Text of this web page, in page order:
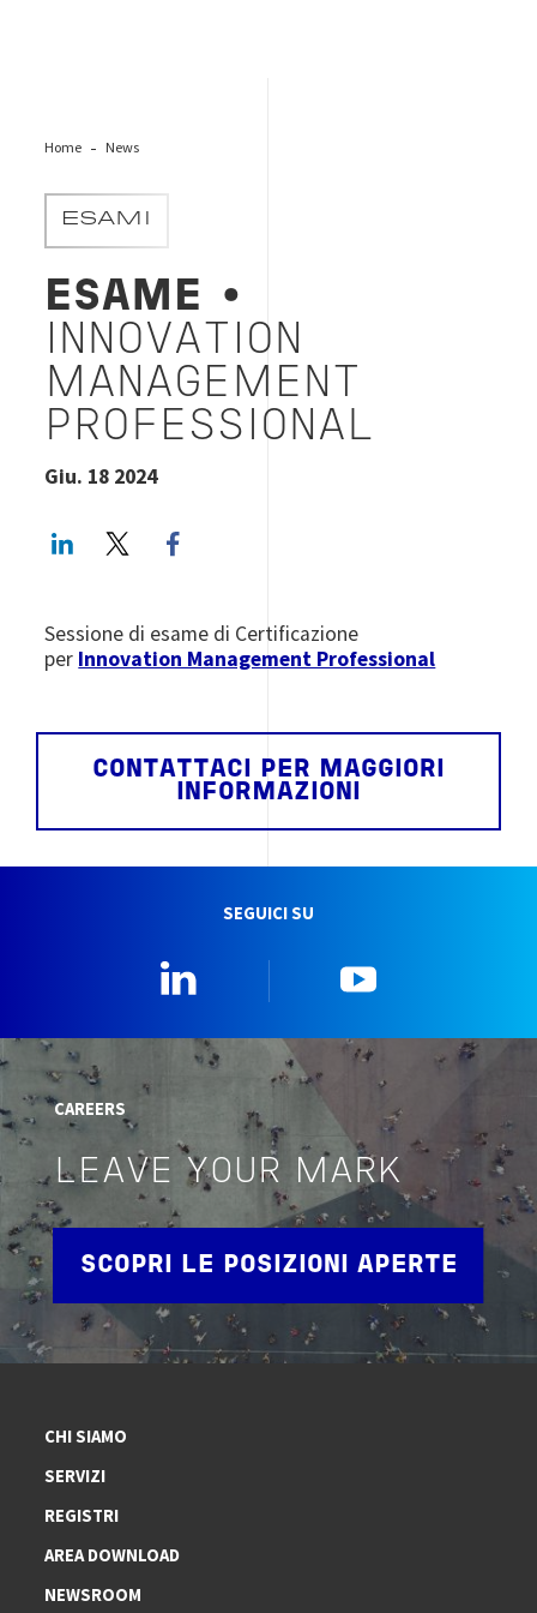
Home News
ESAMI
ESAME
•
INNOVATION
MANAGEMENT
PROFESSIONAL
Giu. 18 2024
LinkedInTwitter
Sessione di esame di Certificazione
per Innovation Management Professional
CONTATTACI PER MAGGIORI
INFORMAZIONI
SEGUICI SU
CAREERS
LEAVE YOUR MARK
SCOPRI LE POSIZIONI APERTE
CHI SIAMO
SERVIZI
REGISTRI
AREA DOWNLOAD
NEWSROOM